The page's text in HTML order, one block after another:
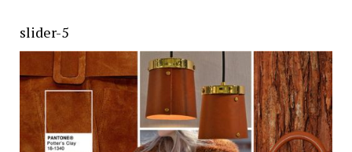
slider-5